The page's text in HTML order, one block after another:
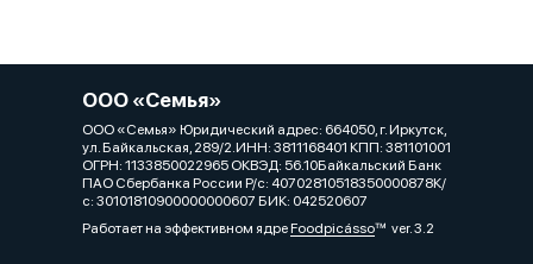
ООО «Семья»
ООО «Семья» Юридический адрес: 664050, г. Иркутск,
ул. Байкальская, 289/2.ИНН: 3811168401 КПП: 381101001
ОГРН: 1133850022965 ОКВЭД: 56.10Байкальский Банк
ПАО Сбербанка России Р/с: 40702810518350000878К/
с: 30101810900000000607 БИК: 042520607
Работает на эффективном ядреFoodpicássover. 3.2